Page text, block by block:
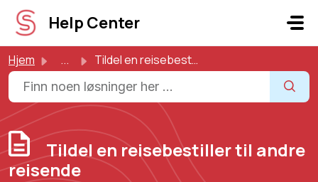
Gå til hovedinnhold
Help Center
Hjem ... Tildel en reisebestiller til andre reisende
Tildel en reisebestiller til andre
reisende